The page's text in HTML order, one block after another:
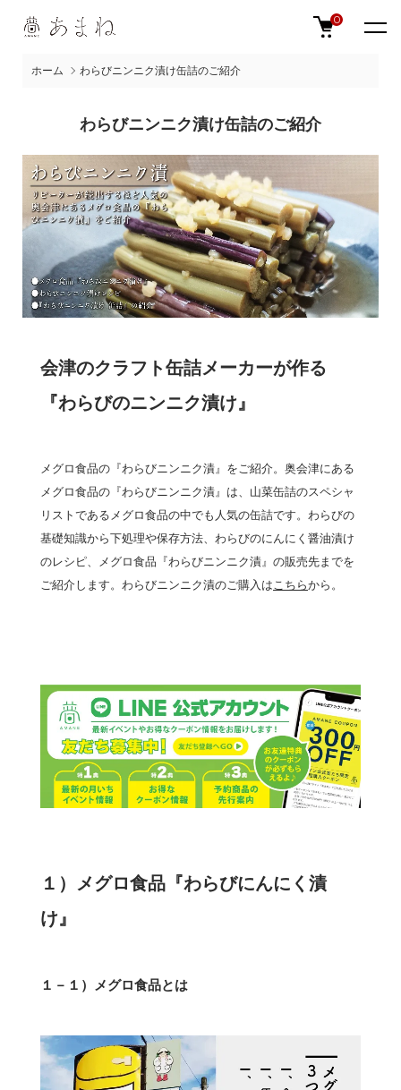
0
ホーム わらびニンニク漬け缶詰のご紹介
わらびニンニク漬け缶詰のご紹介
会津のクラフト缶詰メーカーが作る
『わらびのニンニク漬け』
メグロ食品の『わらびニンニク漬』をご紹介。奥会津にある
メグロ食品の『わらびニンニク漬』は、山菜缶詰のスペシャ
リストであるメグロ食品の中でも人気の缶詰です。わらびの
基礎知識から下処理や保存方法、わらびのにんにく醤油漬け
のレシピ、メグロ食品『わらびニンニク漬』の販売先までを
ご紹介します。わらびニンニク漬のご購入はこちらから。
１）メグロ食品『わらびにんにく漬
け』
１－１）メグロ食品とは